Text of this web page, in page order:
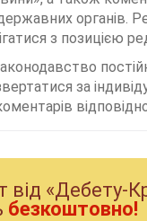
органів.
з позицією
за
вiд «Дебету-
безкоштовно!